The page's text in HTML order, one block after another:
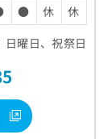
● 休
休
日曜日、祝祭日